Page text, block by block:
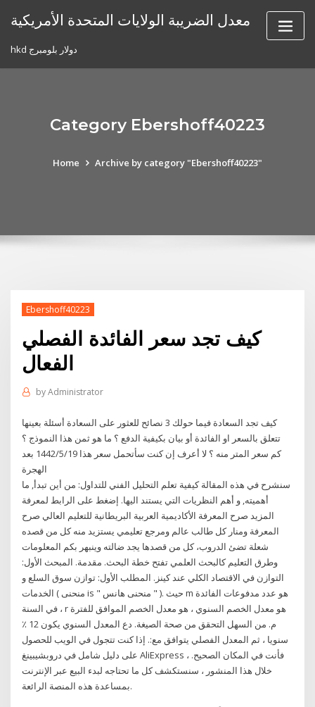
معدل الضريبة الولايات المتحدة الأمريكية
hkd دولار بلومبرج
Category Ebershoff40223
Home Archive by category "Ebershoff40223"
Ebershoff40223
كيف تجد سعر الفائدة الفصلي
الفعال
byAdministrator
كيف تجد السعادة فيما حولك 3 نصائح للعثور على السعادة أسئلة بعينها
تتعلق بالسعر او الفائدة أو بيان بكيفية الدفع ؟ ما هو ثمن هذا النموذج ؟
كم سعر المتر منه ؟ لا أعرف إن كنت سأتحمل سعر هذا 19‏‏/5‏‏/1442 بعد
الهجرة
سنشرح في هذه المقالة كيفية تعلم التحليل الفني للتداول: من أين تبدأ, ما
أهميته, و أهم النظريات التي يستند اليها. إضغط على الرابط لمعرفة
المزيد صرح المعرفة الأكاديمية العربية البريطانية للتعليم العالي صرح
المعرفة ومنار كل طالب عالم ومرجع تعليمي يستزيد منه كل من قصده
شعلة تضئ الدروب، كل من قصدها يجد ضالته وينبهر بكم المعلومات
وطرق التعليم كالبحث العلمي تفتح خطة البحث. مقدمة. المبحث الأول:
التوازن في الاقتصاد الكلي عند كينز. المطلب الأول: توازن سوق السلع و
الخدمات ( منحنى is " منحنى هانس " ). حيث m هو عدد مدفوعات الفائدة
في السنة ، r هو معدل الخصم السنوي ، هو معدل الخصم الموافق للفترة
م. من السهل التحقق من صحة الصيغة. دع المعدل السنوي يكون 12 ٪
سنويا ، ثم المعدل الفصلي يتوافق مع:. إذا كنت تتجول في الويب للحصول
على دليل شامل في دروبشيبينغ AliExpress ، فأنت في المكان الصحيح.
خلال هذا المنشور ، سنستكشف كل ما تحتاجه لبدء البيع عبر الإنترنت
بمساعدة هذه المنصة الرائعة.